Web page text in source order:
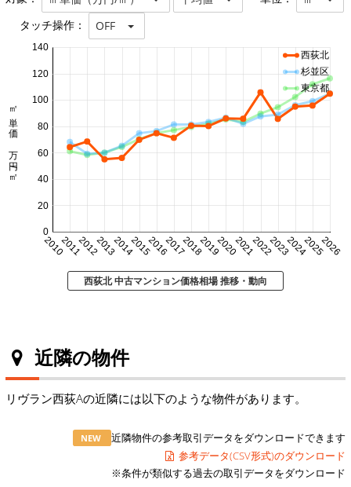
タッチ操作： OFF
20102011201220132014201520162017201820192020202120222023202420252026
0
20
40
60
80
100
120
140
㎡単価 万円/㎡
西荻北
杉並区
東京都
西荻北 中古マンション価格相場 推移・動向
近隣の物件
リヴラン西荻Aの近隣には以下のような物件があります。
NEW
近隣物件の参考取引データをダウンロードできます
参考データ(CSV形式)のダウンロード
※条件が類似する過去の取引データをダウンロード